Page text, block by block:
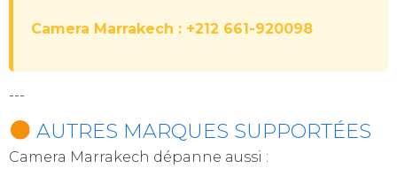
Camera Marrakech : +212 661-920098
---
AUTRES MARQUES SUPPORTÉES
Camera Marrakech dépanne aussi :